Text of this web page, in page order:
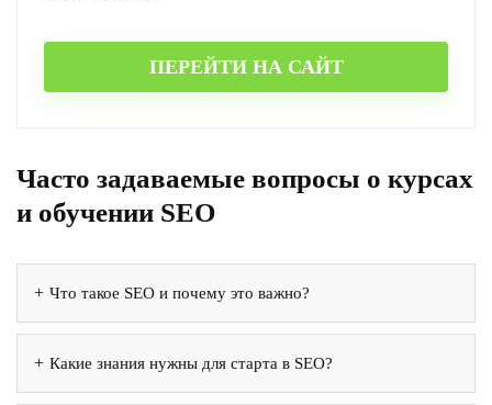
ПЕРЕЙТИ НА САЙТ
Часто задаваемые вопросы о курсах
и обучении SEO
Что такое SEO и почему это важно?
Какие знания нужны для старта в SEO?